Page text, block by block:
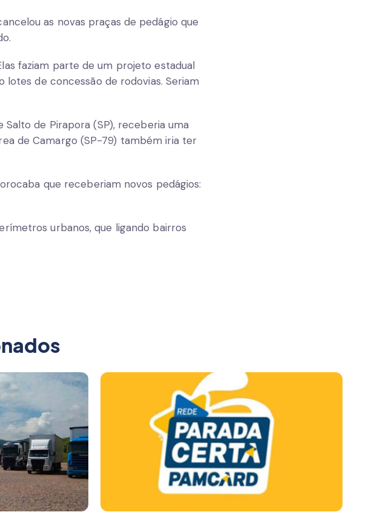
as novas praças de pedágio que
faziam parte de um projeto estadual
de concessão de rodovias. Seriam
de Pirapora (SP), receberia uma
de Camargo (SP-79) também iria ter
que receberiam novos pedágios:
urbanos, que ligando bairros